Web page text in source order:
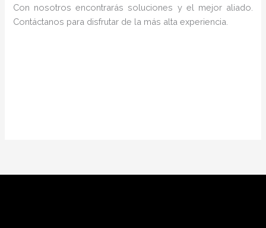
Con nosotros encontrarás soluciones y el mejor aliado.
Contáctanos para disfrutar de la más alta experiencia.